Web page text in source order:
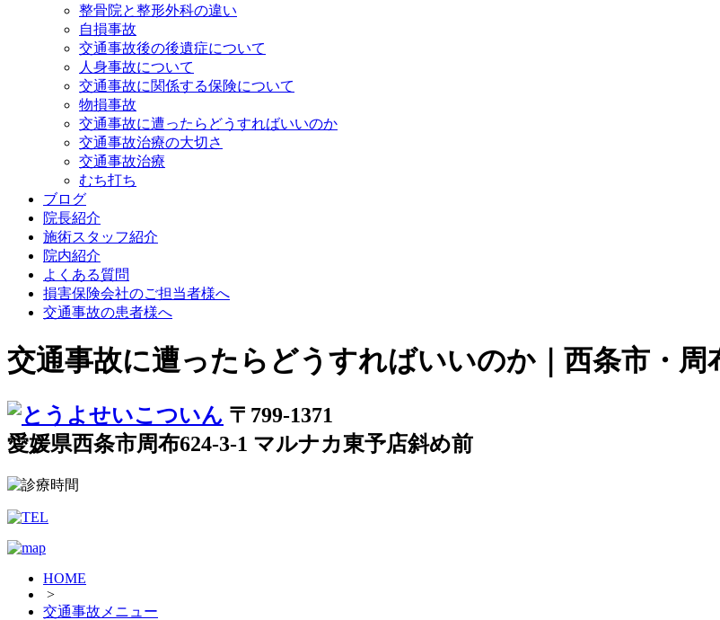
整骨院と整形外科の違い
自損事故
交通事故後の後遺症について
人身事故について
交通事故に関係する保険について
物損事故
交通事故に遭ったらどうすればいいのか
交通事故治療の大切さ
交通事故治療
むち打ち
ブログ
院長紹介
施術スタッフ紹介
院内紹介
よくある質問
損害保険会社のご担当者様へ
交通事故の患者様へ
交通事故に遭ったらどうすればいいのか｜西条市・
〒799-1371
愛媛県西条市周布624-3-1 マルナカ東予店斜め前
HOME
>
交通事故メニュー